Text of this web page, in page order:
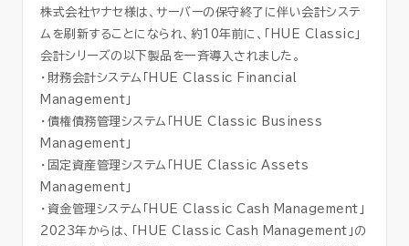
株式会社ヤナセ様は、サーバーの保守終了に伴い会計システ
ムを刷新することになられ、約10年前に、「HUE Classic」
会計シリーズの以下製品を一斉導入されました。
・財務会計システム「HUE Classic Financial
Management」
・債権債務管理システム「HUE Classic Business
Management」
・固定資産管理システム「HUE Classic Assets
Management」
・資金管理システム「HUE Classic Cash Management」
2023年からは、「HUE Classic Cash Management」の